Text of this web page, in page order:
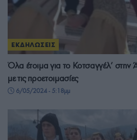
ΕΚΔΗΛΩΣΕΙΣ
Όλα έτοιμα για το Κοτσαγγέλ’ στην
με τις προετοιμασίες
6/05/2024 - 5:18μμ